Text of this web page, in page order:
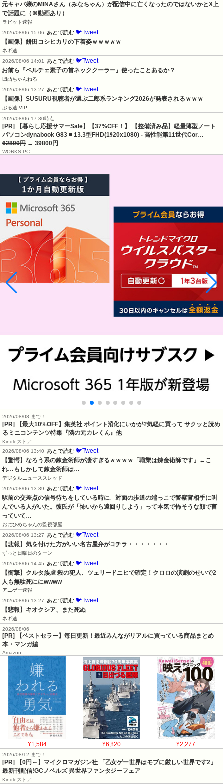
元キャバ嬢のMINAさん（みなちゃん）が配信中に亡くなったのではないかとX上
で話題に（※動画あり）
ラビット速報
2026/08/06 15:06
あとで読む 🐦Tweet
【画像】餅田コシヒカリの下着姿ｗｗｗｗｗ
ネギ速
2026/08/06 14:01
あとで読む 🐦Tweet
お前ら『ペルチェ素子の首ネッククーラー』使ったことあるか？
凹凸ちゃんねる
2026/08/06 13:27
あとで読む 🐦Tweet
【画像】SUSURU視聴者が選ぶ二郎系ランキング2026が発表されるｗｗｗ
ぶる速-VIP
2026/08/06 17:30時点
[PR] 【暮らし応援サマーSale】【37%OFF！】 【整備済み品】軽量薄型ノート
パソコンdynabook G83 ■ 13.3型FHD(1920x1080) - 高性能第11世代Cor…
62800円 → 39800円
WORKS PC
2026/08/08 まで！
[PR] 【最大10%OFF】集英社 ポイント消化にいかが?気軽に買って サクッと読め
るミニコンテンツ特集『隣の元カレくん』他
Kindleストア
2026/08/06 13:40
あとで読む 🐦Tweet
【驚愕】なろう系の錬金術師が凄すぎるｗｗｗｗ「職業は錬金術師です」←こ
れ…もしかして錬金術師は…
デジタルニューススレッド
2026/08/06 13:39
あとで読む 🐦Tweet
駅前の交差点の信号待ちをしている時に、対面の歩道の端っこで警察官相手に叫
んでいる人がいた。彼氏が「怖いから遠回りしよう」って本気で怖そうな顔で言
っていて…
おにひめちゃんの監視部屋
2026/08/06 13:27
あとで読む 🐦Tweet
【悲報】気を付けた方がいい名古屋弁がコチラ・・・・・・・
ずっと日曜日のターン
2026/08/06 14:45
あとで読む 🐦Tweet
【衝撃】クルタ族虐 殺の犯人、ツェリードニヒで確定！クロロの演劇のせいで2
人も無駄死ににwwww
アニゲー速報
2026/08/06 13:27
あとで読む 🐦Tweet
【悲報】キオクシア、また死ぬ
ネギ速
2026/08/06
[PR] 【ベストセラー】毎日更新！最近みんながリアルに買っている商品まとめ
本・マンガ編
Amazon
¥1,584 ¥6,820 ¥2,277
2026/08/12 まで！
[PR] 【0円～】マイクロマガジン社 「乙女ゲー世界はモブに厳しい世界です2」
最新刊配信!GCノベルズ 異世界ファンタジーフェア
Kindleストア